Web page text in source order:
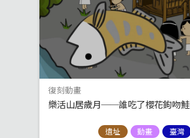
復刻動畫
樂活山居歲月──誰吃了櫻花鉤吻鮭
遺址 動畫 臺灣